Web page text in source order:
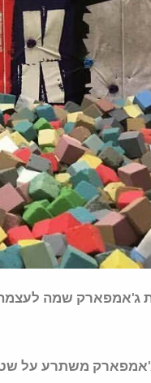
ג'אמפארק שמה לעצמה
משתרע על שטח